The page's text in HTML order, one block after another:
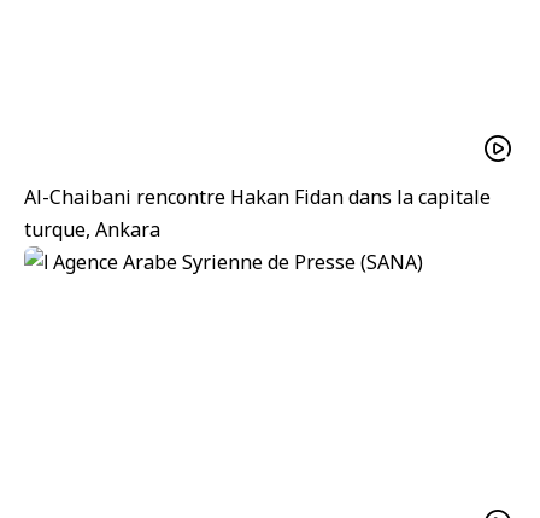
Al-Chaibani rencontre Hakan Fidan dans la capitale
turque, Ankara